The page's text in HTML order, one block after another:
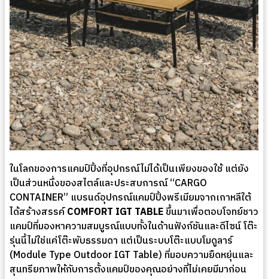
ในโลกของการแคมป์ปิ้งที่อุปกรณ์ไม่ได้เป็นเพียงของใช้ แต่ยัง
เป็นส่วนหนึ่งของสไตล์และประสบการณ์ “CARGO
CONTAINER” แบรนด์อุปกรณ์แคมป์ปิ้งพรีเมียมจากเกาหลีใต้
ได้สร้างสรรค์COMFORT IGT TABLEขึ้นมาเพื่อตอบโจทย์ชาว
แคมป์ที่มองหาความสมบูรณ์แบบทั้งในด้านฟังก์ชันและดีไซน์ โต๊ะ
รุ่นนี้ไม่ใช่แค่โต๊ะพับธรรมดา แต่เป็นระบบโต๊ะแบบโมดูลาร์
(Module Type Outdoor IGT Table) ที่มอบความยืดหยุ่นและ
สุนทรียภาพให้กับการตั้งแคมป์ของคุณอย่างที่ไม่เคยมีมาก่อน